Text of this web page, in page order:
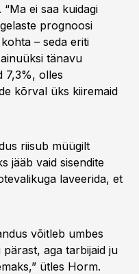
ei saa kuidagi
prognoosi
– seda eriti
tänavu
7,3%, olles
kõrval üks kiiremaid
riisub müügilt
jääb vaid sisendite
laveerida, et
võitleb umbes
aga tarbijaid ju
ütles Horm.